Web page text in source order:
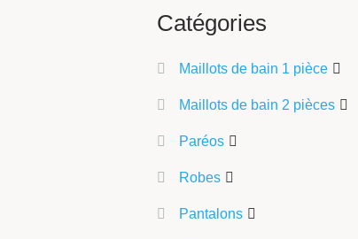
Catégories
Maillots de bain 1 pièce
Maillots de bain 2 pièces
Paréos
Robes
Pantalons